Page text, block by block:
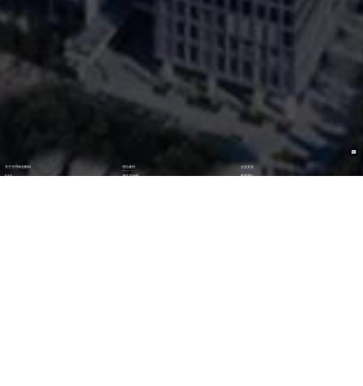
关于万币钱包数码 理论著作 企业文化
ESG 资讯与活动 联系我们